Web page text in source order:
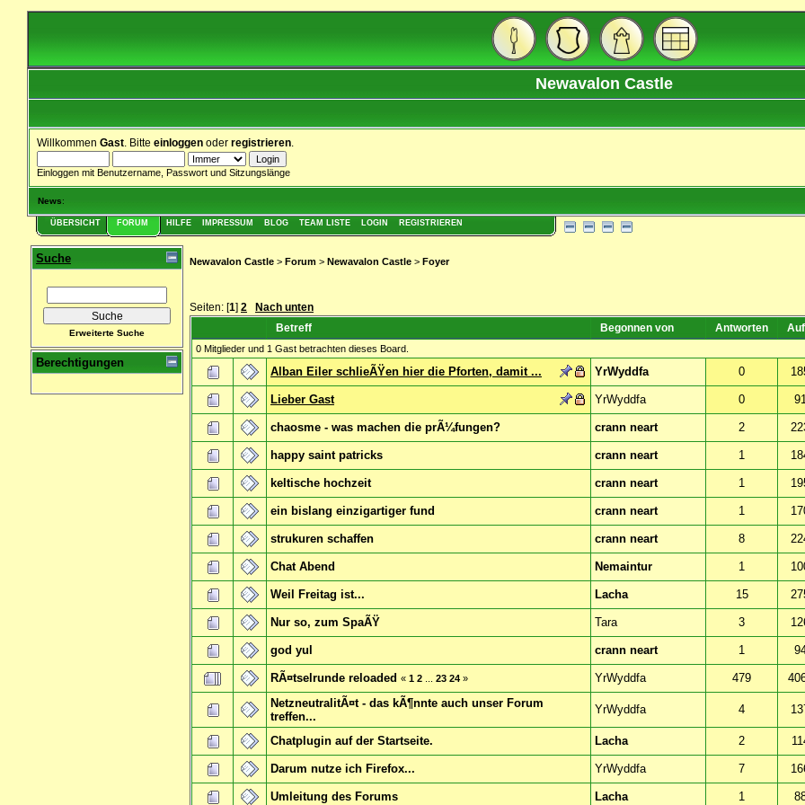
Newavalon Castle
Willkommen Gast . Bitte einloggen oder registrieren
Einloggen mit Benutzername, Passwort und Sitzungslänge
News:
ÜBERSICHT FORUM HILFE IMPRESSUM BLOG TEAM LISTE LOGIN REGISTRIEREN
Suche
Erweiterte Suche
Berechtigungen
Newavalon Castle > Forum > Newavalon Castle > Foyer
Seiten: [1] 2 Nach unten
Betreff Begonnen von Antworten
0 Mitglieder und 1 Gast betrachten dieses Board.
Alban Eiler schlieÃŸen hier die Pforten, damit ... YrWyddfa 0
Lieber Gast YrWyddfa 0
chaosme - was machen die prÃ¼fungen? crann neart 2
happy saint patricks crann neart 1
keltische hochzeit crann neart 1
ein bislang einzigartiger fund crann neart 1
strukuren schaffen crann neart 8
Chat Abend Nemaintur 1
Weil Freitag ist... Lacha 15
Nur so, zum SpaÃŸ Tara 3
god yul crann neart 1
RÃ¤tselrunde reloaded « 1 2 23 24 » YrWyddfa 479
NetzneutralitÃ¤t - das kÃ¶nnte auch unser Forum
treffen...
YrWyddfa 4
Chatplugin auf der Startseite. Lacha 2
Darum nutze ich Firefox... YrWyddfa 7
Umleitung des Forums Lacha 1